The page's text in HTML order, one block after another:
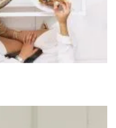
saat puasa menurut